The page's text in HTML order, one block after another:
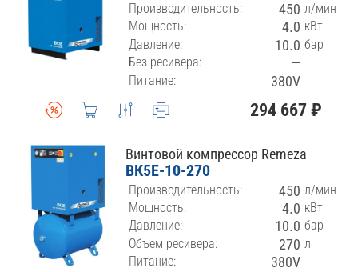
Производительность: 450 л/мин
Мощность:
4.0 кВт
Давление:
10.0 бар
Без ресивера:
—
Питание: 380V
294 667 ₽
Винтовой компрессор Remeza
ВК5E-10-270
Производительность: 450 л/мин
Мощность:
4.0 кВт
Давление:
10.0 бар
Объем ресивера:
270 л
Питание:
380V